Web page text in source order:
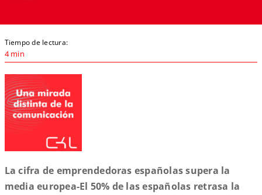
Tiempo de lectura:
4 min
La cifra de emprendedoras españolas supera la
media europea-El 50% de las españolas retrasa la